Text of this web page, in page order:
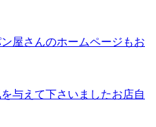
屋さんのホームページもお
与えて下さいましたお店自